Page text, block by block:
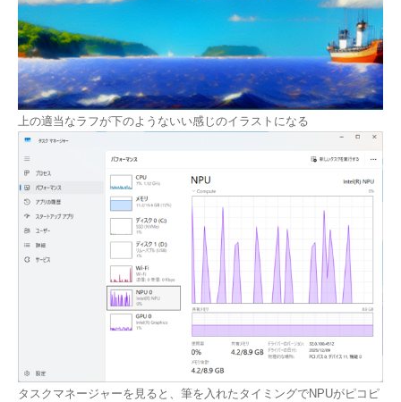
上の適当なラフが下のようないい感じのイラストになる
タスクマネージャーを見ると、筆を入れたタイミングでNPUがピコピ